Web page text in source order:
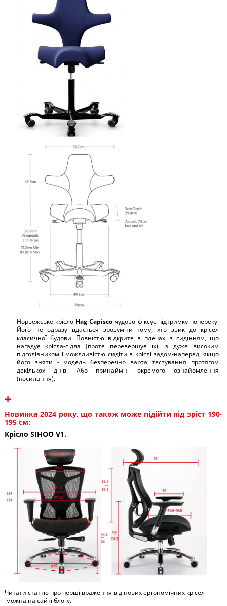
Норвежське крісло Hag Capisco чудово фіксує підтримку попереку.
Його не одразу вдається зрозуміти тому, хто звик до крісел
класичної будови. Повністю відкрите в плечах, з сидінням, що
нагадує крісла-сідла (проте перевершує їх), з дуже високим
підголівником і можлливістю сидіти в кріслі задом-наперед, якщо
його зняти - модель безперечно варта тестування протягом
декількох днів. Або принаймні окремого ознайомлення
(посилання).
+
Новинка 2024 року, що також може підійти під зріст 190-
195 см:
Крісло SIHOO V1.
Читати статтю про перші враження від нових ергономічних крісел
можна на сайті блогу.